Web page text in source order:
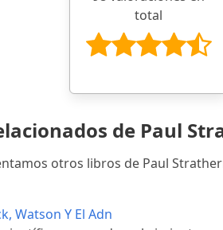
total
de Paul
otros libros de Paul
Watson Y El Adn